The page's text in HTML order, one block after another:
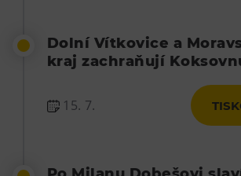
Dolní Vítkovice a
kraj zachraňují
15. 7.